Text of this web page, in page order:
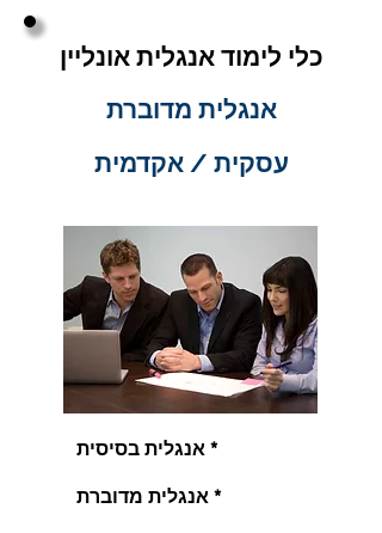
אנגלית מדוברת
כלי לימוד אנגלית אונליין
עסקית / אקדמית
אנגלית בסיסית *
אנגלית מדוברת *